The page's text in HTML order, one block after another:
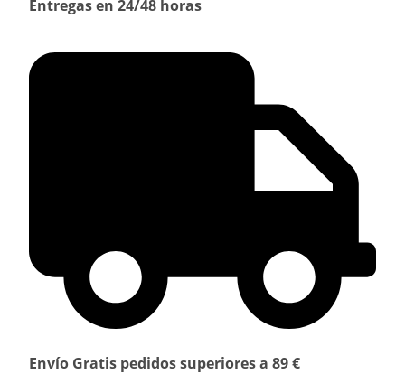
Entregas en 24/48 horas
Envío Gratis pedidos superiores a 89 €